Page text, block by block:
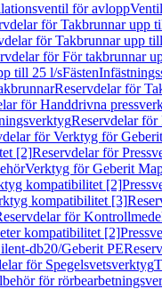
för avlopp
för Takbrunnar upp
för Takbrunnar upp
för För takbrunnar
till 25 l/sFästen
Reservdelar för
för Handdrivna
Reservdelar
för Verktyg för
[2]Reservdelar för
Verktyg för Geberit
kompatibilitet [2]
kompatibilitet [3]
för
kompatibilitet [2]
db20/Geberit PE
för Spegelsvetsverktyg
för